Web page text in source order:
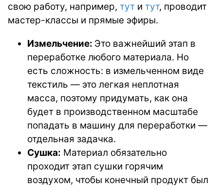
свою работу, например, тут и тут, проводит
мастер-классы и прямые эфиры.
Измельчение: Это важнейший этап в
переработке любого материала. Но
есть сложность: в измельченном виде
текстиль — это легкая неплотная
масса, поэтому придумать, как она
будет в производственном масштабе
попадать в машину для переработки —
отдельная задачка.
Сушка: Материал обязательно
проходит этап сушки горячим
воздухом, чтобы конечный продукт был